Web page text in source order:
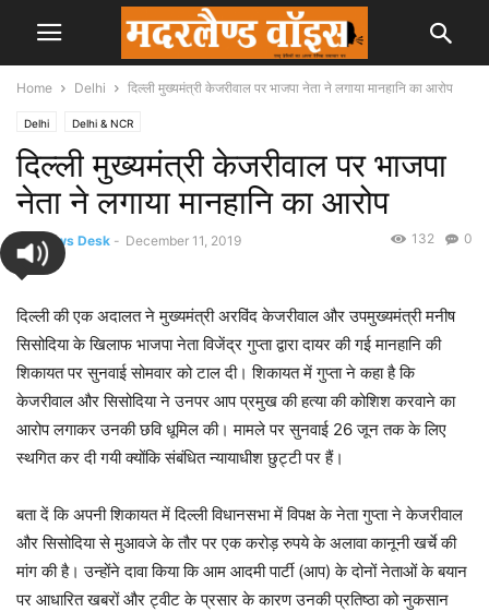
Home Delhi दिल्ली मुख्यमंत्री केजरीवाल पर भाजपा नेता ने लगाया मानहानि का आरोप
Delhi Delhi & NCR
दिल्ली मुख्यमंत्री केजरीवाल पर भाजपा
नेता ने लगाया मानहानि का आरोप
By News Desk - December 11, 2019 0
132
दिल्ली की एक अदालत ने मुख्यमंत्री अरविंद केजरीवाल और उपमुख्यमंत्री मनीष
सिसोदिया के खिलाफ भाजपा नेता विजेंद्र गुप्ता द्वारा दायर की गई मानहानि की
शिकायत पर सुनवाई सोमवार को टाल दी। शिकायत में गुप्ता ने कहा है कि
केजरीवाल और सिसोदिया ने उनपर आप प्रमुख की हत्या की कोशिश करवाने का
आरोप लगाकर उनकी छवि धूमिल की। मामले पर सुनवाई 26 जून तक के लिए
स्थगित कर दी गयी क्योंकि संबंधित न्यायाधीश छुट्टी पर हैं।
बता दें कि अपनी शिकायत में दिल्ली विधानसभा में विपक्ष के नेता गुप्ता ने केजरीवाल
और सिसोदिया से मुआवजे के तौर पर एक करोड़ रुपये के अलावा कानूनी खर्चे की
मांग की है। उन्होंने दावा किया कि आम आदमी पार्टी (आप) के दोनों नेताओं के बयान
पर आधारित खबरों और ट्वीट के प्रसार के कारण उनकी प्रतिष्ठा को नुकसान